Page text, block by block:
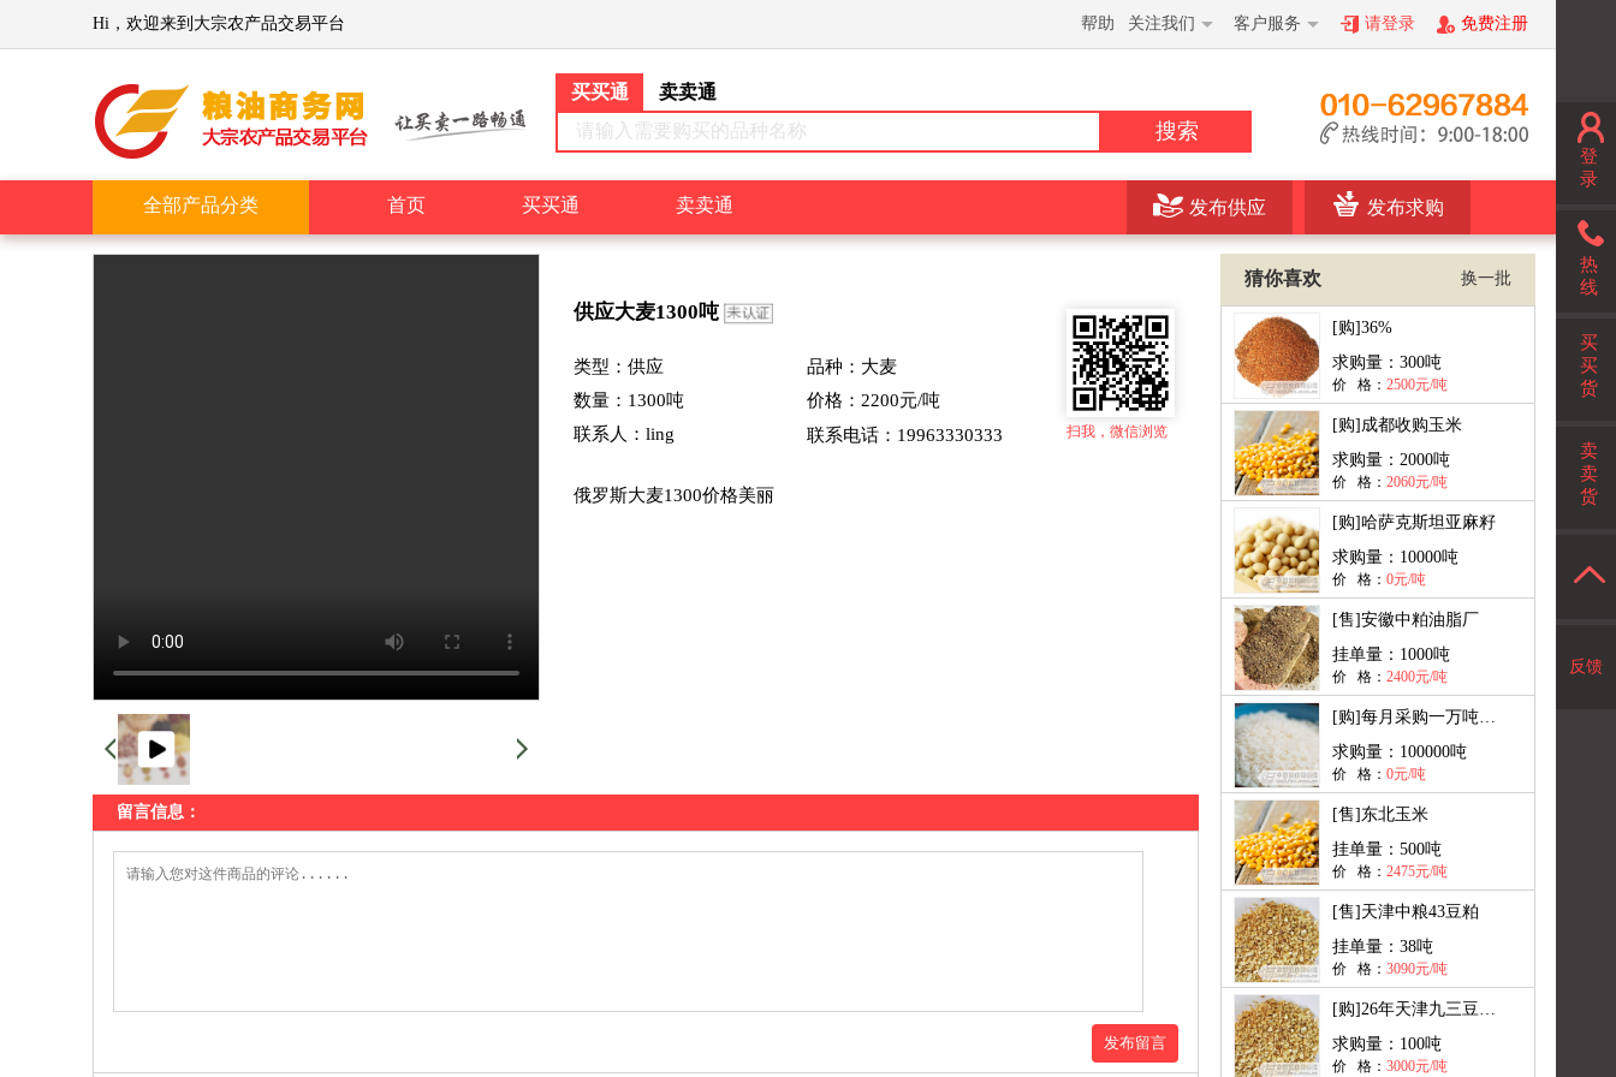
Hi，欢迎来到大宗农产品交易平台 帮助 关注我们 客户服务 请登录 免费注册
买买通
卖卖通
请输入需要购买的品种名称
搜索
全部产品分类 首页 买买通 卖卖通 发布供应 发布求购
扫我，微信浏览
供应大麦1300吨
类型： 供应
品种：大麦
数量： 1300吨 价格： 2200元/吨
联系人：ling
联系电话：19963330333
俄罗斯大麦1300价格美丽
留言信息：
发布留言
猜你喜欢 换一批
[购]36%
求购量： 300吨
价 格： 2500元/吨
[购] 成都收购玉米
求购量： 2000吨
价 格： 2060元/吨
[购]哈萨克斯坦亚麻籽
求购量： 10000吨
价 格： 0元/吨
[售]安徽中粕油脂厂
挂单量： 1000吨
价 格： 2400元/吨
[购]每月采购一万吨大米出口
求购量： 100000吨
价 格： 0元/吨
[售] 东北玉米
挂单量： 500吨
价 格： 2475元/吨
[售] 天津中粮43豆粕
挂单量： 38吨
价 格： 3090元/吨
[购]26年天津九三豆粕现货
求购量： 100吨
价 格： 3000元/吨
登
录
热
线
买
买
货
卖
卖
货
反馈